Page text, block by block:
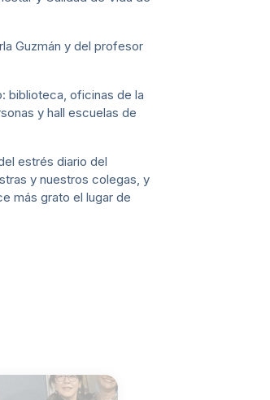
Guzmán y del profesor
biblioteca, oficinas de la
y hall escuelas de
estrés diario del
y nuestros colegas, y
más grato el lugar de